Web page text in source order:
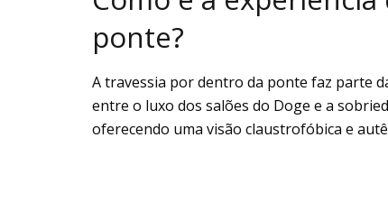
ponte?
A travessia por dentro da ponte faz parte
entre o luxo dos salões do Doge e a
oferecendo uma visão claustrofóbica e